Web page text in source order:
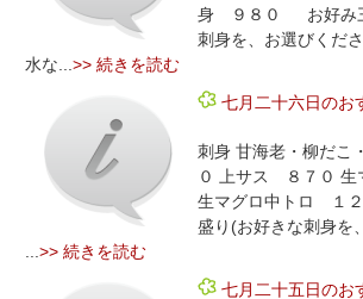
身 ９８０ お好み
刺身を、お選びくだ
水な...>> 続きを読む
七月二十六日のお
刺身 甘海老・柳だこ
０ 上サス ８７０
生マグロ中トロ １
盛り(お好きな刺身を
...>> 続きを読む
七月二十五日のお